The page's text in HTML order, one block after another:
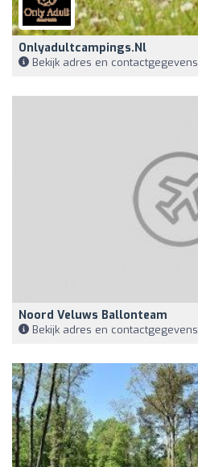
Onlyadultcampings.nl
Bekijk adres en contactgegevens
Noord Veluws Ballonteam
Bekijk adres en contactgegevens